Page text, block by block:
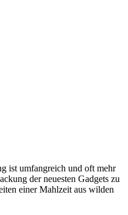
ist umfangreich und oft mehr
der neuesten Gadgets zu
einer Mahlzeit aus wilden